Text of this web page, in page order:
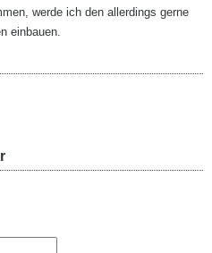
werde ich den allerdings gerne
einbauen.